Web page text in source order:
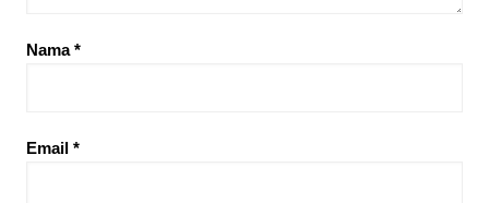
Nama*
Email *